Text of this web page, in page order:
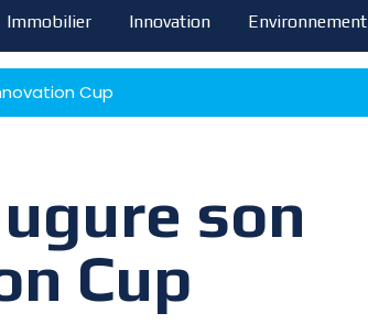
Immobilier Innovation Environnement
Cup
son
Cup